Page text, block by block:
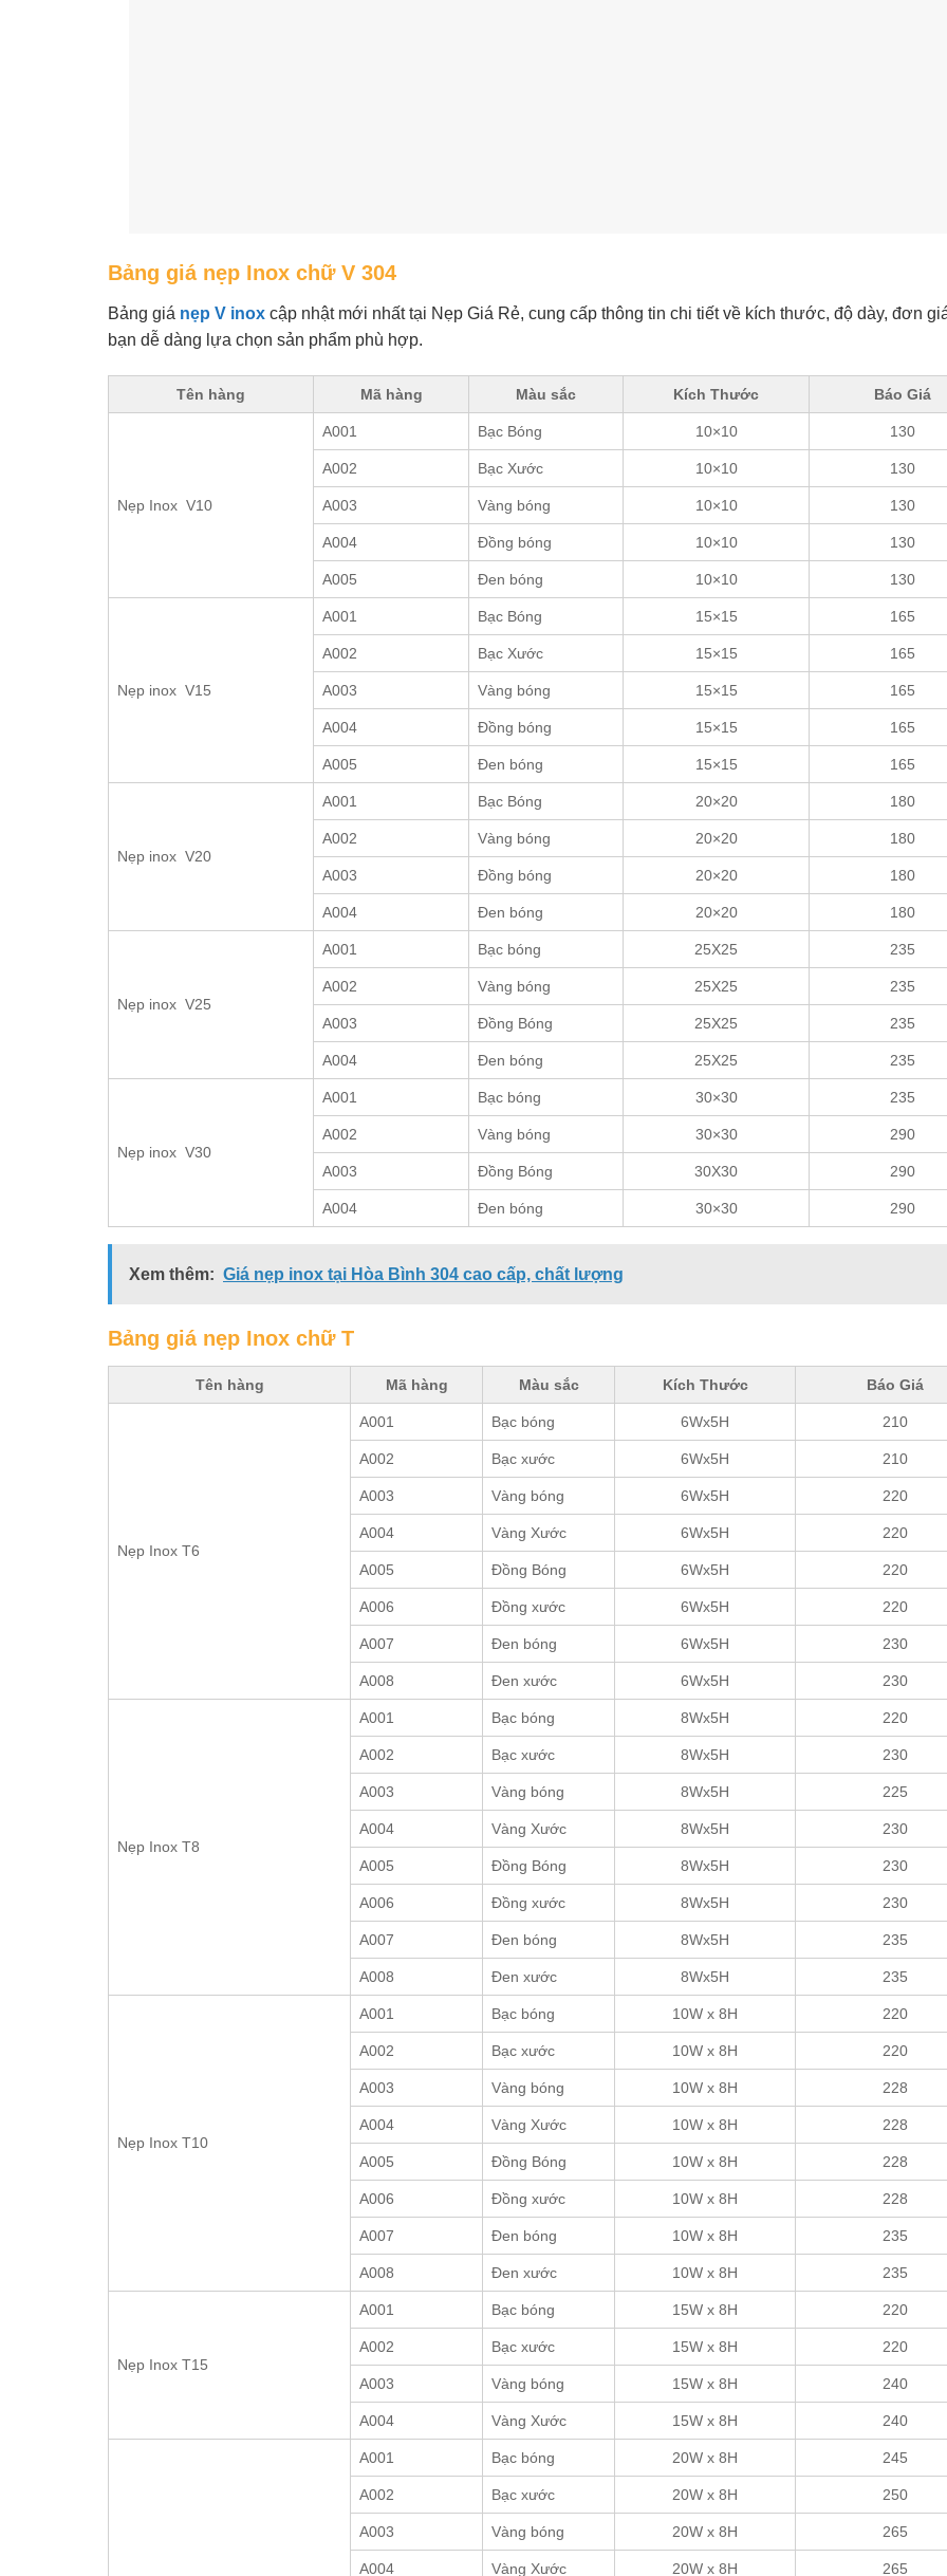
Bảng giá nẹp Inox chữ V 304
Bảng giá nẹp V inox cập nhật mới nhất tại Nẹp Giá Rẻ, cung cấp thông tin chi tiết về kích thước, độ dày, đơn
bạn dễ dàng lựa chọn sản phẩm phù hợp.
Tên hàng Mã hàng Màu sắc Kích Thước Báo Giá
Nẹp Inox V10
A001 Bạc Bóng 10×10 130
A002 Bạc Xước 10×10 130
A003 Vàng bóng 10×10 130
A004 Đồng bóng 10×10 130
A005 Đen bóng 10×10 130
Nẹp inox V15
A001 Bạc Bóng 15×15 165
A002 Bạc Xước 15×15 165
A003 Vàng bóng 15×15 165
A004 Đồng bóng 15×15 165
A005 Đen bóng 15×15 165
Nẹp inox V20
A001 Bạc Bóng 20×20 180
A002 Vàng bóng 20×20 180
A003 Đồng bóng 20×20 180
A004 Đen bóng 20×20 180
Nẹp inox V25
A001 Bạc bóng 25X25 235
A002 Vàng bóng 25X25 235
A003 Đồng Bóng 25X25 235
A004 Đen bóng 25X25 235
Nẹp inox V30
A001 Bạc bóng 30×30 235
A002 Vàng bóng 30×30 290
A003 Đồng Bóng 30X30 290
A004 Đen bóng 30×30 290
Xem thêm: Giá nẹp inox tại Hòa Bình 304 cao cấp, chất lượng
Bảng giá nẹp Inox chữ T
Tên hàng Mã hàng Màu sắc Kích Thước Báo Giá
Nẹp Inox T6
A001 Bạc bóng 6Wx5H 210
A002 Bạc xước 6Wx5H 210
A003 Vàng bóng 6Wx5H 220
A004 Vàng Xước 6Wx5H 220
A005 Đồng Bóng 6Wx5H 220
A006 Đồng xước 6Wx5H 220
A007 Đen bóng 6Wx5H 230
A008 Đen xước 6Wx5H 230
Nẹp Inox T8
A001 Bạc bóng 8Wx5H 220
A002 Bạc xước 8Wx5H 230
A003 Vàng bóng 8Wx5H 225
A004 Vàng Xước 8Wx5H 230
A005 Đồng Bóng 8Wx5H 230
A006 Đồng xước 8Wx5H 230
A007 Đen bóng 8Wx5H 235
A008 Đen xước 8Wx5H 235
Nẹp Inox T10
A001 Bạc bóng 10W x 8H 220
A002 Bạc xước 10W x 8H 220
A003 Vàng bóng 10W x 8H 228
A004 Vàng Xước 10W x 8H 228
A005 Đồng Bóng 10W x 8H 228
A006 Đồng xước 10W x 8H 228
A007 Đen bóng 10W x 8H 235
A008 Đen xước 10W x 8H 235
Nẹp Inox T15
A001 Bạc bóng 15W x 8H 220
A002 Bạc xước 15W x 8H 220
A003 Vàng bóng 15W x 8H 240
A004 Vàng Xước 15W x 8H 240
A001 Bạc bóng 20W x 8H 245
A002 Bạc xước 20W x 8H 250
A003 Vàng bóng 20W x 8H 265
A004 Vàng Xước 20W x 8H 265